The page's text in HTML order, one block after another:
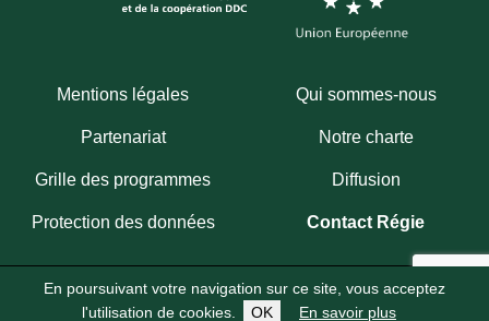
En poursuivant votre navigation sur ce site, vous acceptez
l'utilisation de cookies.
OK En savoir plus
Abonnez-vous à notre chaîne WhatsApp
Mentions légales Qui sommes-nous
Partenariat Notre charte
Grille des programmes Diffusion
Protection des données Contact Régie
Copyright 2026Fondation Hirondelle